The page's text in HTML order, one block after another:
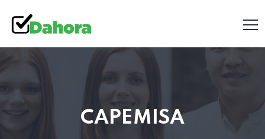
CAPEMISA